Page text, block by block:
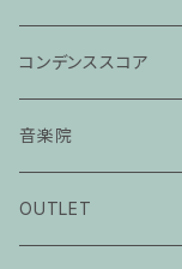
コンデンススコア
音楽院
ピアノ科３０分レッスン
OUTLET